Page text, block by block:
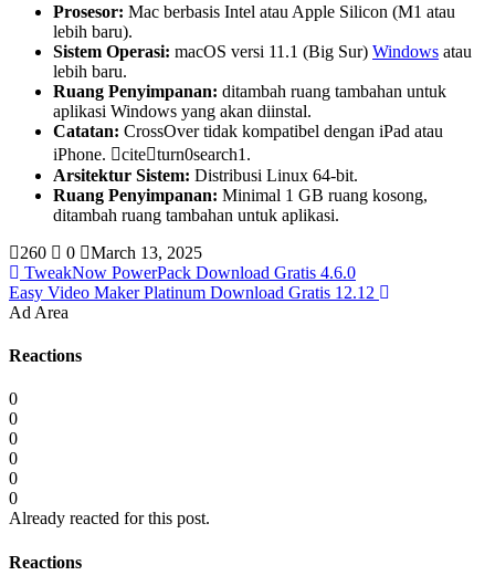
Prosesor: Mac berbasis Intel atau Apple Silicon (M1 atau
lebih baru).
Sistem Operasi: macOS versi 11.1 (Big Sur) Windows atau
lebih baru.
Ruang Penyimpanan: ditambah ruang tambahan untuk
aplikasi Windows yang akan diinstal.
Catatan: CrossOver tidak kompatibel dengan iPad atau
iPhone. citeturn0search1.
Arsitektur Sistem: Distribusi Linux 64-bit.
Ruang Penyimpanan: Minimal 1 GB ruang kosong,
ditambah ruang tambahan untuk aplikasi.
260
0
March 13, 2025
TweakNow PowerPack Download Gratis 4.6.0
Easy Video Maker Platinum Download Gratis 12.12
Ad Area
Reactions
0
0
0
0
0
0
Already reacted for this post.
Reactions